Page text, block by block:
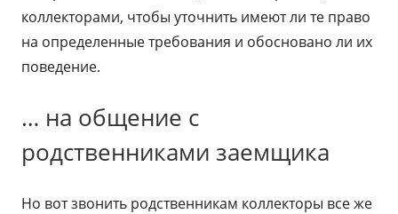
коллекторами, чтобы уточнить имеют ли те право
на определенные требования и обосновано ли их
поведение.
… на общение с
родственниками заемщика
Но вот звонить родственникам коллекторы все же